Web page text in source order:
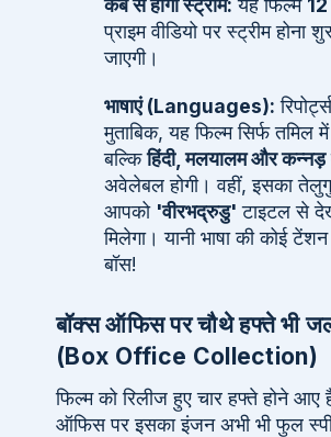
प्राइम वीडियो पर स्ट्रीम होना
जाएगी।
भाषाएं (Languages):
मुताबिक, यह फिल्म सिर्फ तमिल
बल्किहिंदी, मलयालम और कन्नड़
अवेलेबल होगी। वहीं, इसका
आपको 'वीरभद्रुडु' टाइटल से
मिलेगा। यानी भाषा की कोई
बॉस!
बॉक्स ऑफिस पर चौथे हफ्ते भी
(Box Office Collection)
फिल्म को रिलीज हुए चार हफ्ते होने आए
ऑफिस पर इसका इंजन अभी भी फुल